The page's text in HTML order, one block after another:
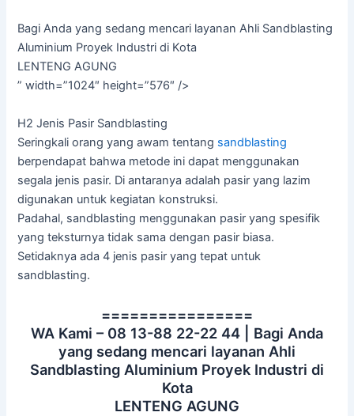
Bagi Anda yang sedang mencari layanan Ahli Sandblasting
Aluminium Proyek Industri di Kota
LENTENG AGUNG
” width=”1024″ height=”576″ />
H2 Jenis Pasir Sandblasting
Seringkali orang yang awam tentang sandblasting
berpendapat bahwa metode ini dapat menggunakan
segala jenis pasir. Di antaranya adalah pasir yang lazim
digunakan untuk kegiatan konstruksi.
Padahal, sandblasting menggunakan pasir yang spesifik
yang teksturnya tidak sama dengan pasir biasa.
Setidaknya ada 4 jenis pasir yang tepat untuk
sandblasting.
================
WA Kami – 08 13-88 22-22 44 | Bagi Anda
yang sedang mencari layanan Ahli
Sandblasting Aluminium Proyek Industri di
Kota
LENTENG AGUNG